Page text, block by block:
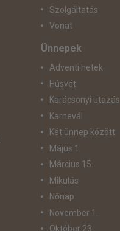
Szolgáltatás
Vonat
Ünnepek
Adventi hetek
Húsvét
Karácsonyi utazás
Karnevál
Két ünnep között
Május 1.
Március 15.
Mikulás
Nőnap
November 1.
Október 23.